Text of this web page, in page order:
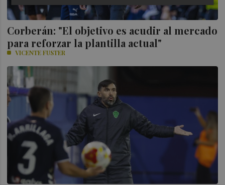
Corberán: "El objetivo es acudir al mercado
para reforzar la plantilla actual"
VICENTE FUSTER